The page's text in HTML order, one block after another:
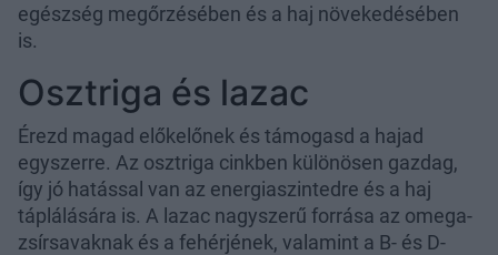
egészség megőrzésében és a haj növekedésében
is.
Osztriga és lazac
Érezd magad előkelőnek és támogasd a hajad
egyszerre. Az osztriga cinkben különösen gazdag,
így jó hatással van az energiaszintedre és a haj
táplálására is. A lazac nagyszerű forrása az omega-
zsírsavaknak és a fehérjének, valamint a B- és D-